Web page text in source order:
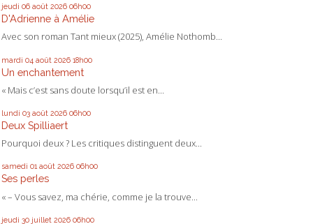
jeudi 06 août 2026 06h00
D'Adrienne à Amélie
Avec son roman Tant mieux (2025), Amélie Nothomb...
mardi 04 août 2026 18h00
Un enchantement
« Mais c’est sans doute lorsqu’il est en...
lundi 03 août 2026 06h00
Deux Spilliaert
Pourquoi deux ? Les critiques distinguent deux...
samedi 01 août 2026 06h00
Ses perles
« – Vous savez, ma chérie, comme je la trouve...
jeudi 30 juillet 2026 06h00